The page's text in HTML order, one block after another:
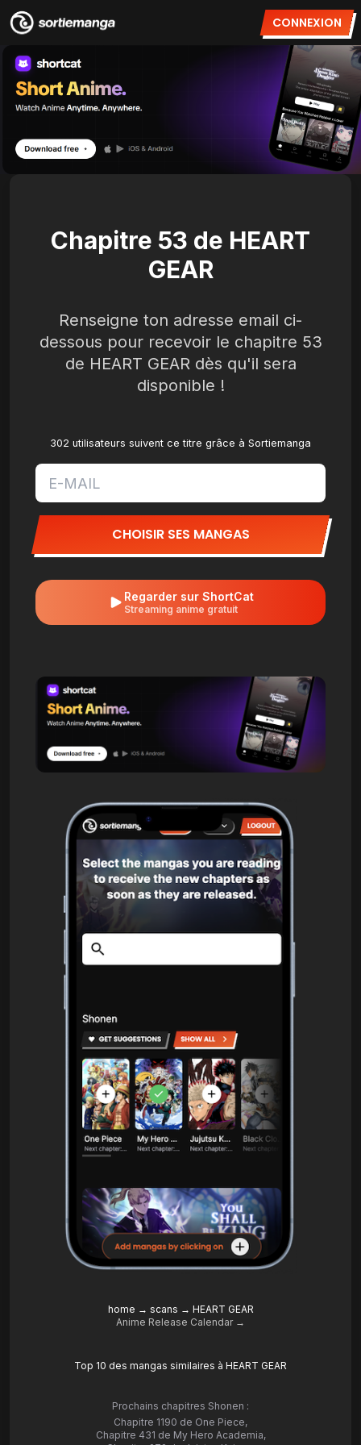
CONNEXION
Chapitre 53 de HEART
GEAR
Renseigne ton adresse email ci-
dessous pour recevoir le chapitre 53
de HEART GEAR dès qu'il sera
disponible !
302 utilisateurs suivent ce titre grâce à Sortiemanga
CHOISIR SES MANGAS
Regarder sur ShortCat
Streaming anime gratuit
home → scans → HEART GEAR
Anime Release Calendar →
Top 10 des mangas similaires à HEART GEAR
Prochains chapitres Shonen :
Chapitre 1190 de One Piece,
Chapitre 431 de My Hero Academia,